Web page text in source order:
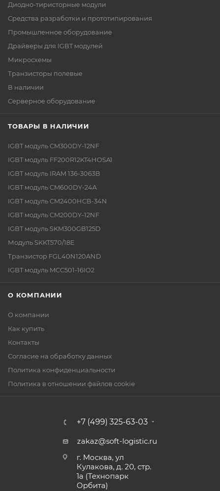
Диодно-тиристорные модули
Средства разработки и прототипирования
Промышленное оборудование
Драйверы для IGBT модулей
Микросхемы
Транзисторы полевые
В наличии
Серверное оборудование
ТОВАРЫ В НАЛИЧИИ
IGBT модуль CM300DY-12NF
IGBT модуль FF200R12KT4HOSA1
IGBT модуль IRAM 136-3063B
IGBT модуль CM600DY-24A
IGBT модуль CM2400HCB-34N
IGBT модуль CM200DY-12NF
IGBT модуль SKM300GB125D
Модуль SKKT570/18E
Транзистор FGL40N120AND
IGBT модуль MCC501-16IO2
О КОМПАНИИ
О компании
Как купить
Контакты
Согласие на обработку данных
Политика конфиденциальности
Политика в отношении файлов cookie
+7 (499) 325-63-03
zakaz@soft-logistic.ru
г. Москва, ул
Кулакова, д. 20, стр.
1а (Технопарк
Орбита)